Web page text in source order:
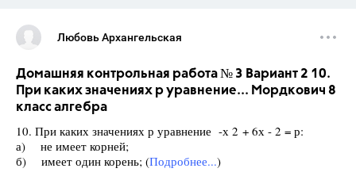
Любовь Архангельская
Домашняя контрольная работа № 3 Вариант 2 10.
При каких значениях р уравнение... Мордкович 8
класс алгебра
10. При каких значениях р уравнение -х 2 + 6х - 2 = р:
а) не имеет корней;
б) имеет один корень; (Подробнее...)